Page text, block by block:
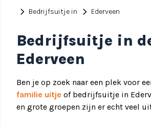
chevron_right Bedrijfsuitje in chevron_right Ederveen
Bedrijfsuitje in
Ederveen
Ben je op zoek naar een plek voor
familie uitje of bedrijfsuitje in
en grote groepen zijn er echt veel